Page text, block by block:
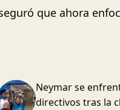
que ahora
Neymar se
directivos tras la